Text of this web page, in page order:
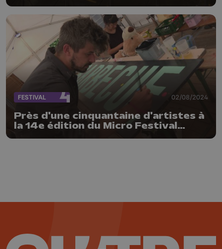
FESTIVAL 02/08/2024
Près d'une cinquantaine d'artistes à
la 14e édition du Micro Festival